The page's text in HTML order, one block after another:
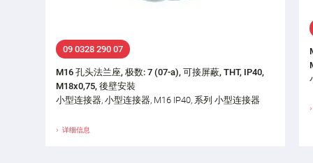
09 0328 290 07
M16 孔头法兰座, 极数: 7 (07-a), 可接屏蔽, THT, IP40,
M18x0,75, 後壁安裝
小型连接器, 小型连接器, M16 IP40, 系列 小型连接器
详细信息